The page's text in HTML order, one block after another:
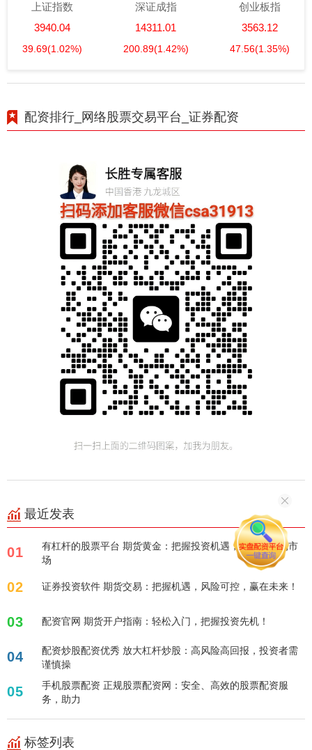
上证指数
3940.04
39.69(1.02%)
深证成指
14311.01
200.89(1.42%)
创业板指
3563.12
47.56(1.35%)
配资排行_网络股票交易平台_证券配资
最近发表
01
有杠杆的股票平台 期货黄金：把握投资机遇，掘金贵金属市
场
02 证券投资软件 期货交易：把握机遇，风险可控，赢在未来！
03 配资官网 期货开户指南：轻松入门，把握投资先机！
04
配资炒股配资优秀 放大杠杆炒股：高风险高回报，投资者需
谨慎操
05
手机股票配资 正规股票配资网：安全、高效的股票配资服
务，助力
标签列表